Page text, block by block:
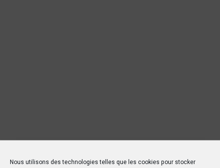
Nous utilisons des technologies telles que les cookies pour stocker